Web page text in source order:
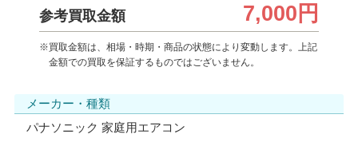
参考買取金額 7,000円
※買取金額は、相場・時期・商品の状態により変動します。上記
金額での買取を保証するものではございません。
メーカー・種類
パナソニック 家庭用エアコン